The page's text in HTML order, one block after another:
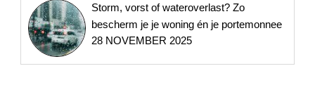
Storm, vorst of wateroverlast? Zo
bescherm je je woning én je portemonnee
28 NOVEMBER 2025